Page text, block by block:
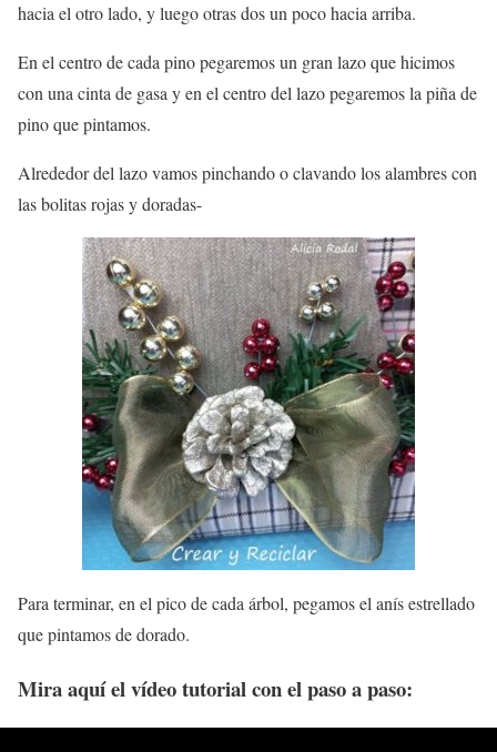
hacia el otro lado, y luego otras dos un poco hacia arriba.
En el centro de cada pino pegaremos un gran lazo que hicimos
con una cinta de gasa y en el centro del lazo pegaremos la piña de
pino que pintamos.
Alrededor del lazo vamos pinchando o clavando los alambres con
las bolitas rojas y doradas-
Para terminar, en el pico de cada árbol, pegamos el anís estrellado
que pintamos de dorado.
Mira aquí el vídeo tutorial con el paso a paso: